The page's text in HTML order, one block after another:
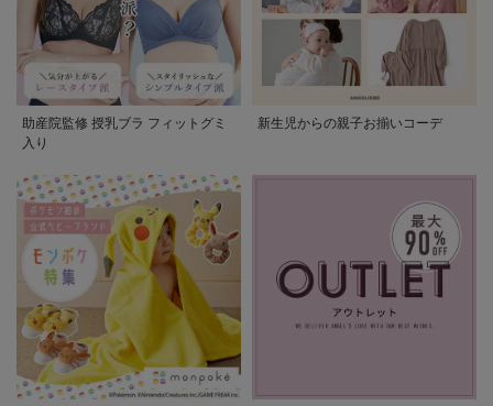
助産院監修 授乳ブラ フィットグミ
入り
新生児からの親子お揃いコーデ